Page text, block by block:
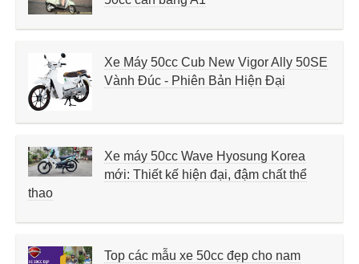
Xe Máy 50cc Cub New Vigor Ally 50SE
Vành Đúc - Phiên Bản Hiện Đại
Xe máy 50cc Wave Hyosung Korea
mới: Thiết kế hiện đại, đậm chất thể
thao
Top các mẫu xe 50cc đẹp cho nam